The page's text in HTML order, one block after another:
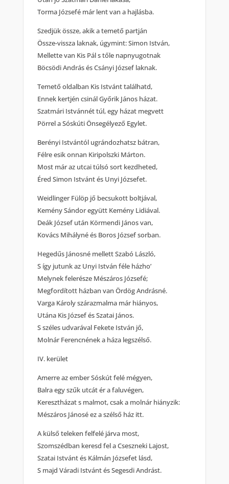
Torma Józsefé már lent van a hajlásba.
Szedjük össze, akik a temető partján
Össze-vissza laknak, úgymint: Simon István,
Mellette van Kis Pál s tőle napnyugotnak
Böcsödi András és Csányi József laknak.
Temető oldalban Kis Istvánt találhatd,
Ennek kertjén csinál Győrik János házat.
Szatmári Istvánnét túl, egy házat megvett
Pörrel a Sóskúti Önsegélyező Egylet.
Berényi Istvántól ugrándozhatsz bátran,
Félre esik onnan Kiripolszki Márton.
Most már az utcai túlsó sort kezdheted,
Éred Simon Istvánt és Unyi Józsefet.
Weidlinger Fülöp jő becsukott boltjával,
Kemény Sándor együtt Kemény Lidiával.
Deák József után Körmendi János van,
Kovács Mihályné és Boros József sorban.
Hegedűs Jánosné mellett Szabó László,
S így jutunk az Unyi István féle házho’
Melynek felerésze Mészáros Józsefé;
Megfordított házban van Ördög Andrásné.
Varga Károly szárazmalma már hiányos,
Utána Kis József és Szatai János.
S széles udvarával Fekete István jő,
Molnár Ferencnének a háza legszélső.
IV. kerület
Amerre az ember Sóskút felé mégyen,
Balra egy szűk utcát ér a faluvégen,
Keresztházat s malmot, csak a molnár hiányzik:
Mészáros Jánosé ez a szélső ház itt.
A külső teleken felfelé járva most,
Szomszédban keresd fel a Cseszneki Lajost,
Szatai Istvánt és Kálmán Józsefet lásd,
S majd Váradi Istvánt és Segesdi Andrást.